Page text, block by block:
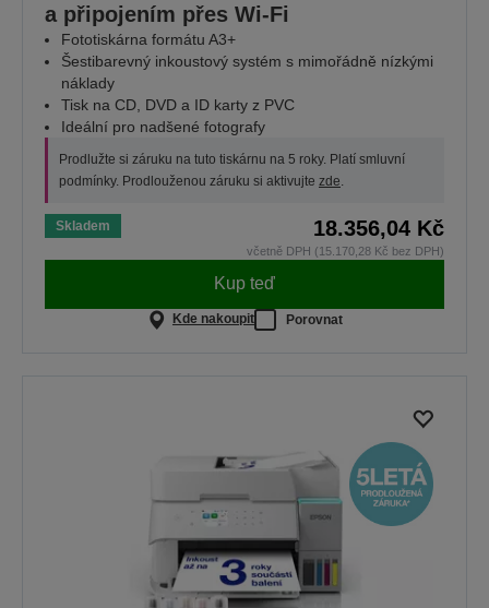
a připojením přes Wi-Fi
Fototiskárna formátu A3+
Šestibarevný inkoustový systém s mimořádně nízkými
náklady
Tisk na CD, DVD a ID karty z PVC
Ideální pro nadšené fotografy
Prodlužte si záruku na tuto tiskárnu na 5 roky. Platí smluvní
podmínky. Prodlouženou záruku si aktivujte zde
Skladem 18.356,04 Kč
včetně DPH (15.170,28 Kč bez DPH)
Kup teď
Kde nakoupit Porovnat